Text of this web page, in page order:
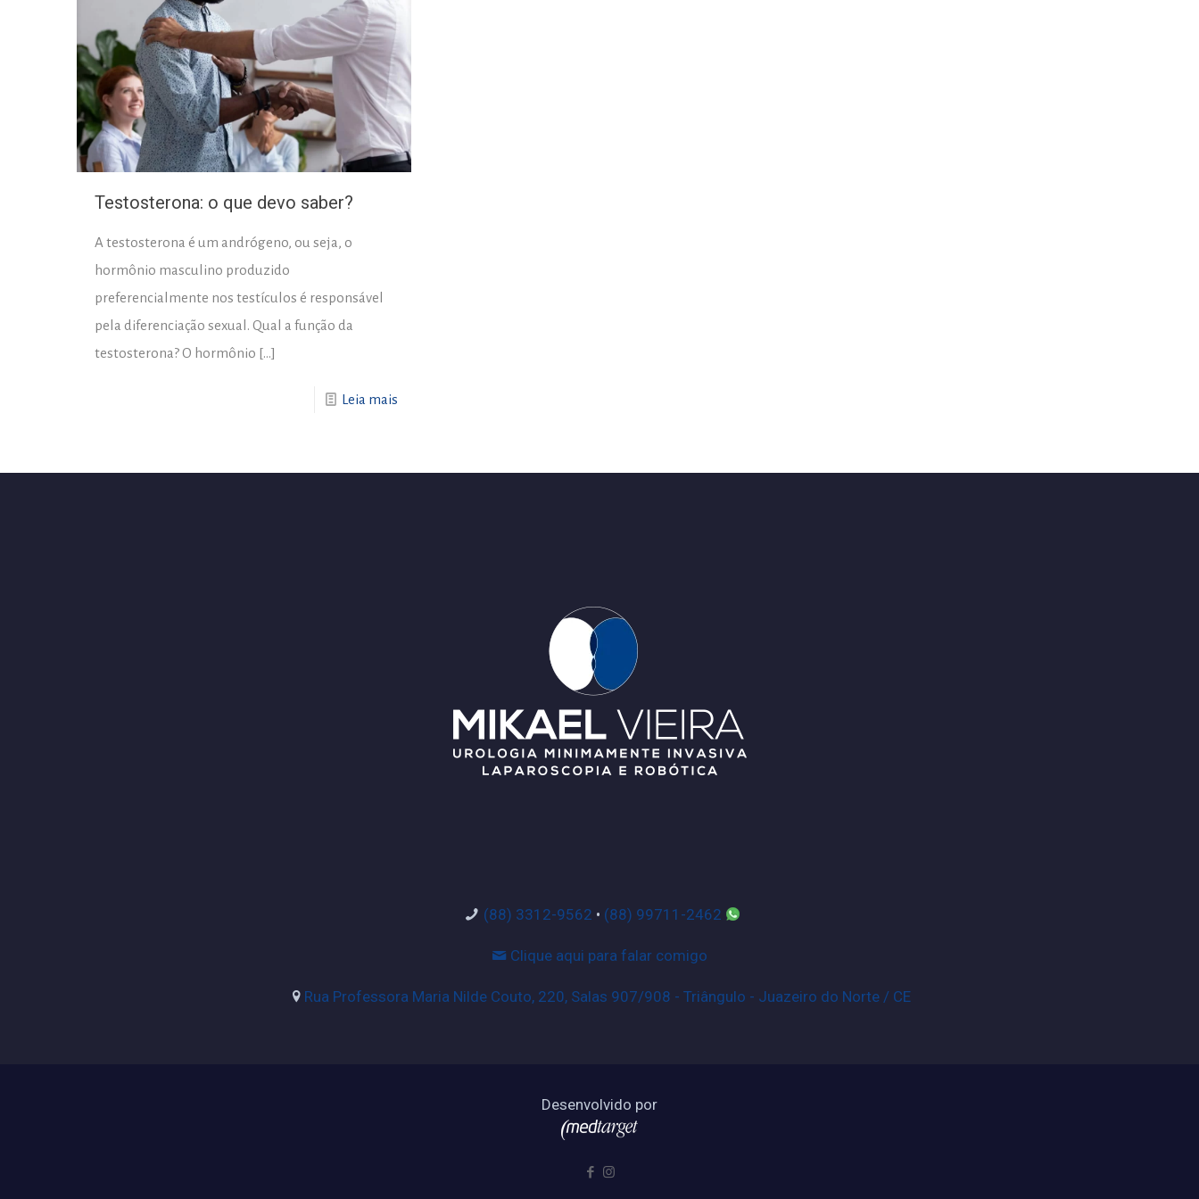
Testosterona: o que devo saber?
A testosterona é um andrógeno, ou seja, o
hormônio masculino produzido
preferencialmente nos testículos é responsável
pela diferenciação sexual. Qual a função da
testosterona? O hormônio […]
Leia mais
(88) 3312-9562 • (88) 99711-2462
Clique aqui para falar comigo
Rua Professora Maria Nilde Couto, 220, Salas 907/908 - Triângulo - Juazeiro do Norte / CE
Desenvolvido por